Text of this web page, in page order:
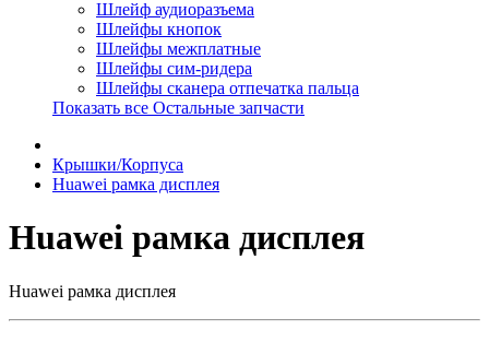
Шлейф аудиоразъема
Шлейфы кнопок
Шлейфы межплатные
Шлейфы сим-ридера
Шлейфы сканера отпечатка пальца
Показать все Остальные запчасти
Крышки/Корпуса
Huawei рамка дисплея
Huawei рамка дисплея
Huawei рамка дисплея